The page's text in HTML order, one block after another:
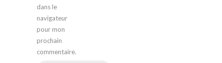
dans le
navigateur
pour mon
prochain
commentaire.